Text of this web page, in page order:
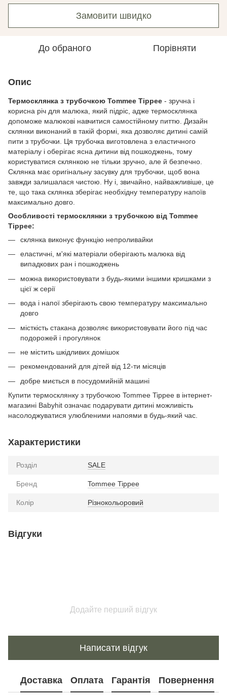
Замовити швидко
До обраного Порівняти
Опис
Термосклянка з трубочкою Tommee Tippee - зручна і
корисна річ для малюка, який підріс, адже термосклянка
допоможе малюкові навчитися самостійному питтю. Дизайн
склянки виконаний в такій формі, яка дозволяє дитині самій
пити з трубочки. Ця трубочка виготовлена ​​з еластичного
матеріалу і оберігає ясна дитини від пошкоджень, тому
користуватися склянкою не тільки зручно, але й безпечно.
Склянка має оригінальну засувку для трубочки, щоб вона
завжди залишалася чистою. Ну і, звичайно, найважливіше, це
те, що така склянка зберігає необхідну температуру напоїв
максимально довго.
Особливості термосклянки з трубочкою від Tommee
Tippee:
склянка виконує функцію непроливайки
еластичні, м'які матеріали оберігають малюка від
випадкових ран і пошкоджень
можна використовувати з будь-якими іншими кришками з
цієї ж серії
вода і напої зберігають свою температуру максимально
довго
місткість стакана дозволяє використовувати його під час
подорожей і прогулянок
не містить шкідливих домішок
рекомендований для дітей від 12-ти місяців
добре миється в посудомийній машині
Купити термосклянку з трубочкою Tommee Tippee в інтернет-
магазині Babyhit означає подарувати дитині можливість
насолоджуватися улюбленими напоями в будь-який час.
Характеристики
Розділ SALE
Бренд Tommee Tippee
Колір Різнокольоровий
Відгуки
Додайте перший відгук
Написати відгук
Доставка Оплата Гарантія Повернення